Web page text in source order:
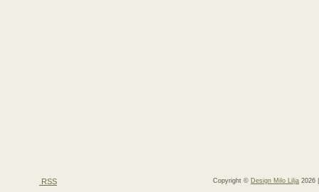
Copyright © Design Milo Lilja 2026
RSS